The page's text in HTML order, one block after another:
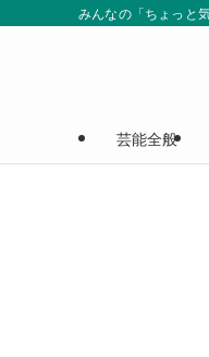
みんなの「ちょっと
芸能全般